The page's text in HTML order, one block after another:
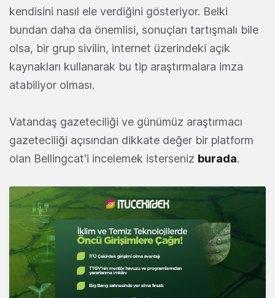
kendisini nasıl ele verdiğini gösteriyor. Belki
bundan daha da önemlisi, sonuçları tartışmalı bile
olsa, bir grup sivilin, internet üzerindeki açık
kaynakları kullanarak bu tip araştırmalara imza
atabiliyor olması.
Vatandaş gazeteciliği ve günümüz araştırmacı
gazeteciliği açısından dikkate değer bir platform
olan Bellingcat'i incelemek isterseniz burada.